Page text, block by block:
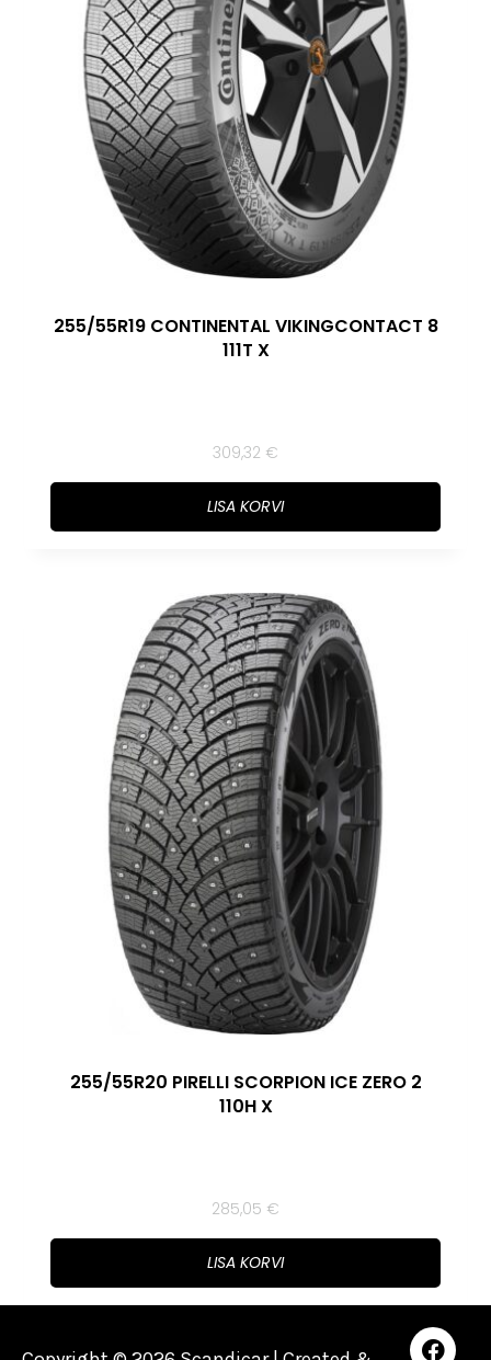
255/55R19 CONTINENTAL VIKINGCONTACT 8
111T X
309,32 €
LISA KORVI
255/55R20 PIRELLI SCORPION ICE ZERO 2
110H X
285,05 €
LISA KORVI